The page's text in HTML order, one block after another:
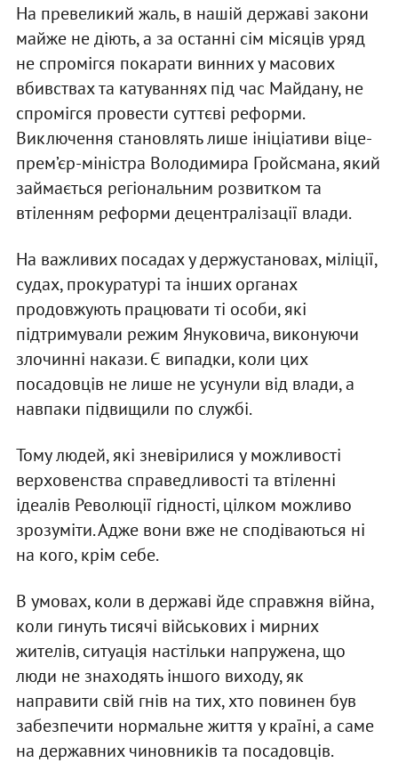
На превеликий жаль, в нашій державі закони
майже не діють, а за останні сім місяців уряд
не спромігся покарати винних у масових
вбивствах та катуваннях під час Майдану, не
спромігся провести суттєві реформи.
Виключення становлять лише ініціативи віце-
прем’єр-міністра Володимира Гройсмана, який
займається регіональним розвитком та
втіленням реформи децентралізації влади.
На важливих посадах у держустановах, міліції,
судах, прокуратурі та інших органах
продовжують працювати ті особи, які
підтримували режим Януковича, виконуючи
злочинні накази. Є випадки, коли цих
посадовців не лише не усунули від влади, а
навпаки підвищили по службі.
Тому людей, які зневірилися у можливості
верховенства справедливості та втіленні
ідеалів Революції гідності, цілком можливо
зрозуміти. Адже вони вже не сподіваються ні
на кого, крім себе.
В умовах, коли в державі йде справжня війна,
коли гинуть тисячі військових і мирних
жителів, ситуація настільки напружена, що
люди не знаходять іншого виходу, як
направити свій гнів на тих, хто повинен був
забезпечити нормальне життя у країні, а саме
на державних чиновників та посадовців.